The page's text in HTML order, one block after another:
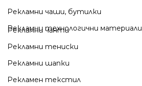
Рекламни чаши, бутилки
Рекламни технологични материали
Рекламни чанти
Рекламни тениски
Рекламни шапки
Рекламен текстил